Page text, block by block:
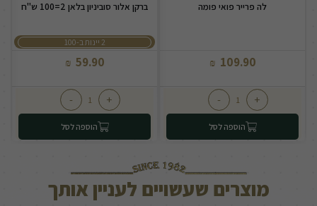
לה פרייר פואי פומה
109.90
₪
+
-
הוספה לסל
ברקן אלור סוביניון בלאן 2=100 ש"ח
2 יינות ב-100
59.90
₪
+
-
הוספה לסל
מוצרים שעשויים לעניין אותך